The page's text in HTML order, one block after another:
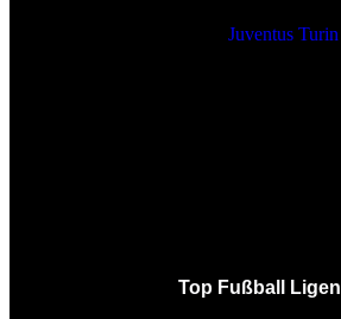
Juventus Turin
Top Fußball Ligen